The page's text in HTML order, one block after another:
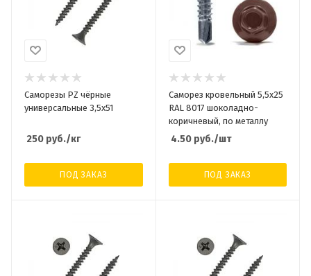
Саморезы PZ чёрные
универсальные 3,5х51
250 руб./кг
ПОД ЗАКАЗ
Саморез кровельный 5,5x25
RAL 8017 шоколадно-
коричневый, по металлу
4.50руб./шт
ПОД ЗАКАЗ